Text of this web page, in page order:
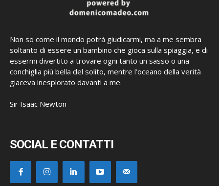
Non so come il mondo potrà giudicarmi, ma a me sembra
soltanto di essere un bambino che gioca sulla spiaggia, e di
essermi divertito a trovare ogni tanto un sasso o una
conchiglia più bella del solito, mentre l’oceano della verità
giaceva inesplorato davanti a me.
Sir Isaac Newton
SOCIAL E CONTATTI